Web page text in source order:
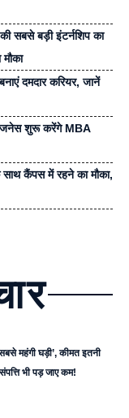
सबसे बड़ी इंटर्नशिप का
दमदार करियर, जानें
शुरू करेंगे MBA
कैंपस में रहने का मौका,
महंगी घड़ी’, कीमत इतनी
भी पड़ जाए कम!